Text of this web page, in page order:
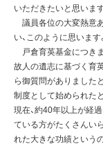
いただきたいと思います
議員各位の大変熱意
い、このように思います
戸倉育英基金につき
故人の遺志に基づく育
ら御質問がありました
制度として始められた
現在、約40年以上が経
ている方がたくさんい
れた大きな功績という